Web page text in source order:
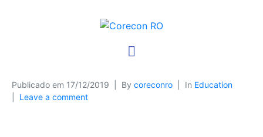
Publicado em 17/12/2019 By coreconro In Education
Leave a comment